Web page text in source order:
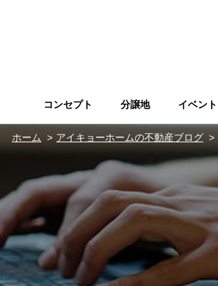
コンセプト 分譲地 イベント
ホーム アイキョーホームの不動産ブログ